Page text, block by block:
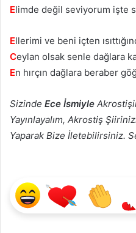
Elimde değil seviyorum işte
Ellerimi ve beni içten
Ceylan olsak senle dağlara
En hırçın dağlara beraber
Sizinde Ece İsmiyle
Yayınlayalım, Akrostiş
Yaparak Bize İletebilirsiniz.